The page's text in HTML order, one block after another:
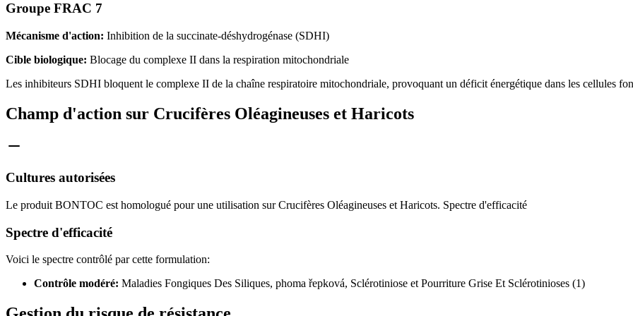
Groupe FRAC 7
Mécanisme d'action: Inhibition de la succinate-déshydrogénase (SDHI)
Cible biologique: Blocage du complexe II dans la respiration mitochondriale
Les inhibiteurs SDHI bloquent le complexe II de la chaîne respiratoire mitochondriale, provoquant un déficit énergétique dans les cellules
Champ d'action sur Crucifères Oléagineuses et Haricots
Cultures autorisées
Le produit BONTOC est homologué pour une utilisation sur Crucifères Oléagineuses et Haricots. Spectre d'efficacité
Spectre d'efficacité
Voici le spectre contrôlé par cette formulation:
Contrôle modéré: Maladies Fongiques Des Siliques, phoma řepková, Sclérotiniose et Pourriture Grise Et Sclérotinioses (1)